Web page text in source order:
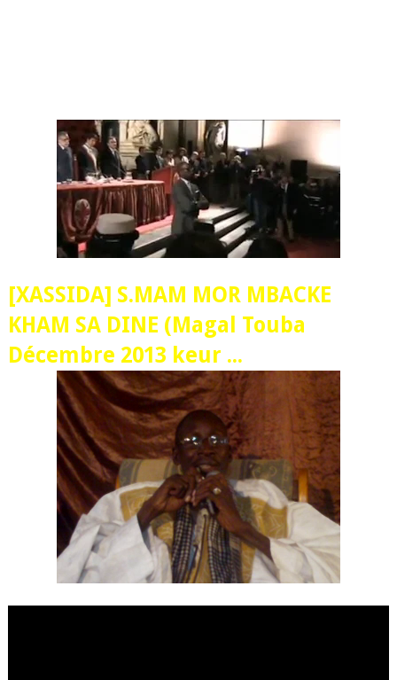
[XASSIDA] S.MAM MOR MBACKE
KHAM SA DINE (Magal Touba
Décembre 2013 keur ...